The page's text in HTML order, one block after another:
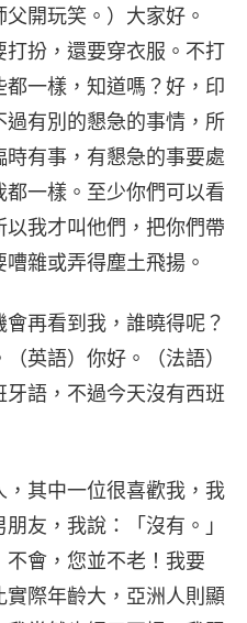
開玩笑。）大家好。
打扮，還要穿衣服。不打
一樣，知道嗎？好，印
有別的懇急的事情，所
有事，有懇急的事要處
一樣。至少你們可以看
我才叫他們，把你們帶
雜或弄得塵土飛揚。
再看到我，誰曉得呢？
英語）你好。（法語）
語，不過今天沒有西班
，其中一位很喜歡我，我
友，我說：「沒有。」
會，您並不老！我要
際年齡大，亞洲人則顯